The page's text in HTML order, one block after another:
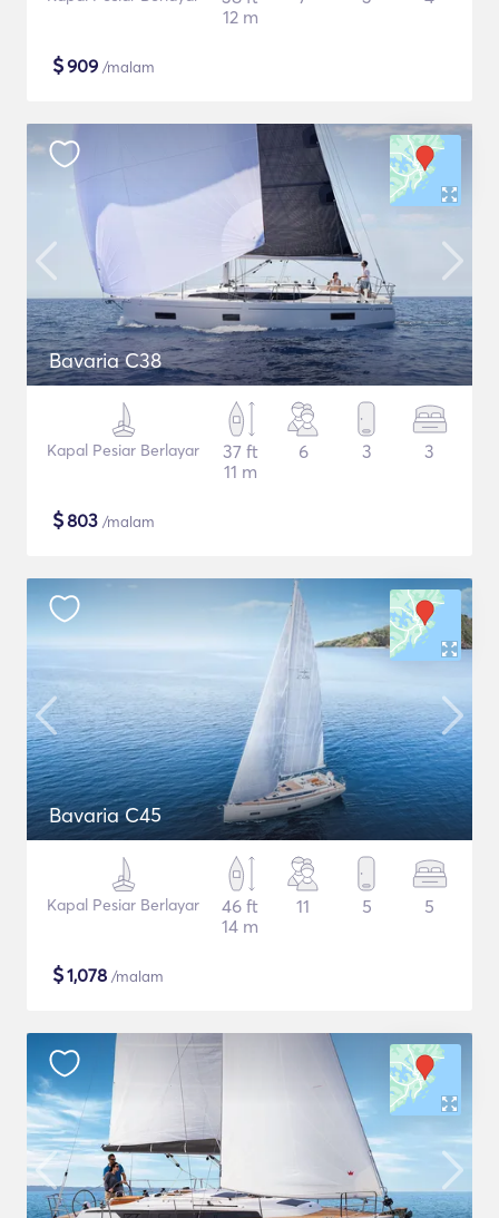
12 m
$909 /malam
Bavaria C38
Kapal Pesiar Berlayar
37 ft
11 m
6 3 3
$803 /malam
Bavaria C45
Kapal Pesiar Berlayar
46 ft
14 m
11 5 5
$1,078 /malam